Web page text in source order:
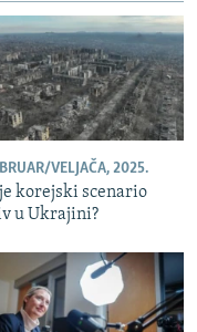
VELJAČA, 2025.
korejski scenario
u Ukrajini?